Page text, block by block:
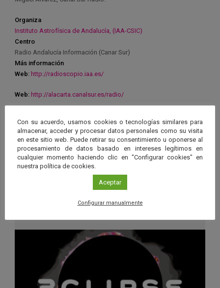
Organiza
Instituto Astrofísica de Andalucía, (IAA-CSIC)
Centro
Radio Andalucía Información (Canar Sur)
Más información
Web: http://radioscopio.iaa.es/
Web: http://alacarta.canalsur.es/radio/
Próximos eventos Ver más
26 JUN 2026 - 26 ENE 2028
Planetario/Gérgal
Con su acuerdo, usamos cookies o tecnologías similares para
almacenar, acceder y procesar datos personales como su visita
en este sitio web. Puede retirar su consentimiento u oponerse al
procesamiento de datos basado en intereses legítimos en
cualquier momento haciendo clic en "Configurar cookies" en
nuestra política de cookies.
Aceptar
Configurar manualmente